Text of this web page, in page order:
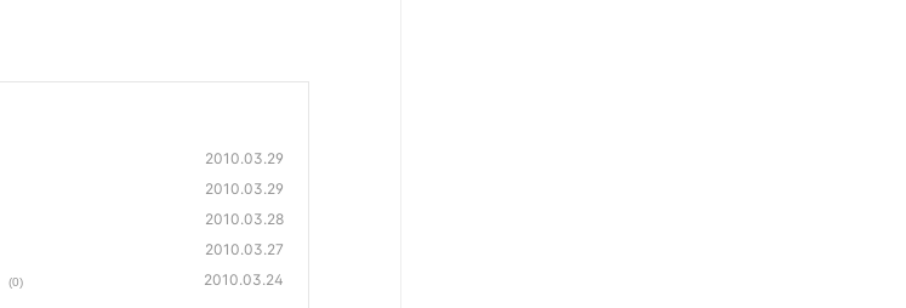
2010.03.29
2010.03.29
2010.03.28
2010.03.27
(0) 2010.03.24